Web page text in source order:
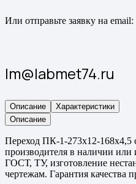
Или отправьте заявку на email:
lm@labmet74.ru
Описание
Характеристики
Описание
Переход ПК-1-273х12-168х4,5
производителя в наличии или
ГОСТ, ТУ, изготовление
чертежам. Гарантия качества